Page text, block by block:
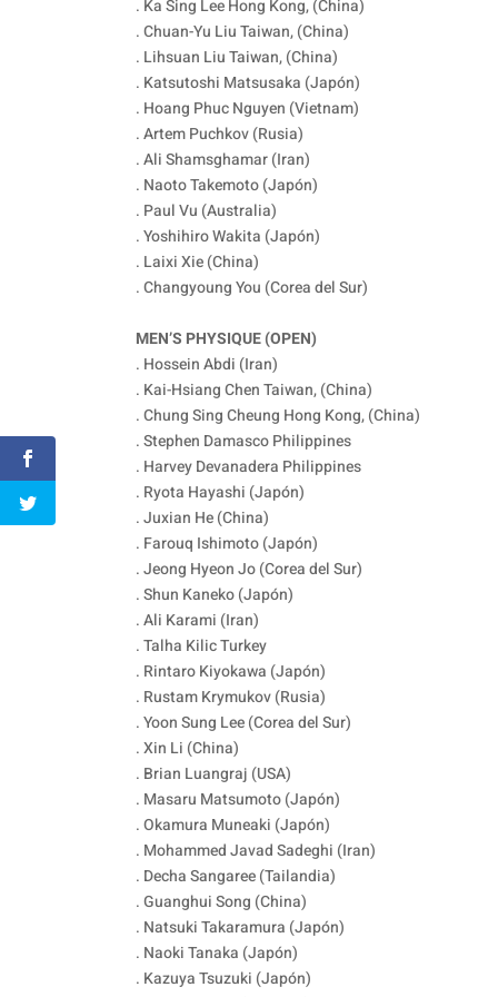
. Ka Sing Lee Hong Kong, (China)
. Chuan-Yu Liu Taiwan, (China)
. Lihsuan Liu Taiwan, (China)
. Katsutoshi Matsusaka (Japón)
. Hoang Phuc Nguyen (Vietnam)
. Artem Puchkov (Rusia)
. Ali Shamsghamar (Iran)
. Naoto Takemoto (Japón)
. Paul Vu (Australia)
. Yoshihiro Wakita (Japón)
. Laixi Xie (China)
. Changyoung You (Corea del Sur)
MEN’S PHYSIQUE (OPEN)
. Hossein Abdi (Iran)
. Kai-Hsiang Chen Taiwan, (China)
. Chung Sing Cheung Hong Kong, (China)
. Stephen Damasco Philippines
. Harvey Devanadera Philippines
. Ryota Hayashi (Japón)
. Juxian He (China)
. Farouq Ishimoto (Japón)
. Jeong Hyeon Jo (Corea del Sur)
. Shun Kaneko (Japón)
. Ali Karami (Iran)
. Talha Kilic Turkey
. Rintaro Kiyokawa (Japón)
. Rustam Krymukov (Rusia)
. Yoon Sung Lee (Corea del Sur)
. Xin Li (China)
. Brian Luangraj (USA)
. Masaru Matsumoto (Japón)
. Okamura Muneaki (Japón)
. Mohammed Javad Sadeghi (Iran)
. Decha Sangaree (Tailandia)
. Guanghui Song (China)
. Natsuki Takaramura (Japón)
. Naoki Tanaka (Japón)
. Kazuya Tsuzuki (Japón)